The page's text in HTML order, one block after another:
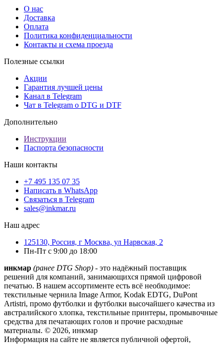
О нас
Доставка
Оплата
Политика конфиденциальности
Контакты и схема проезда
Полезные ссылки
Акции
Гарантия лучшей цены
Канал в Telegram
Чат в Telegram о DTG и DTF
Дополнительно
Инструкции
Паспорта безопасности
Наши контакты
+7 495 135 07 35
Написать в WhatsApp
Связаться в Telegram
sales@inkmar.ru
Наш адрес
125130, Россия, г Москва, ул Нарвская, 2
Пн-Пт с 9:00 до 18:00
инкмар (ранее DTG Shop) - это надёжный поставщик
решений для компаний, занимающихся прямой цифровой
печатью. В нашем ассортименте есть всё необходимое:
текстильные чернила Image Armor, Kodak EDTG, DuPont
Artistri, промо футболки и футболки высочайшего качества из
австралийского хлопка, текстильные принтеры, промывочные
средства для печатающих голов и прочие расходные
материалы. © 2026, инкмар
Информация на сайте не является публичной офертой,